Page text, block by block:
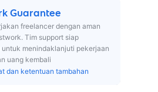
Guarantee
freelancer dengan aman
Tim support siap
untuk menindaklanjuti pekerjaan
uang kembali
dan ketentuan tambahan